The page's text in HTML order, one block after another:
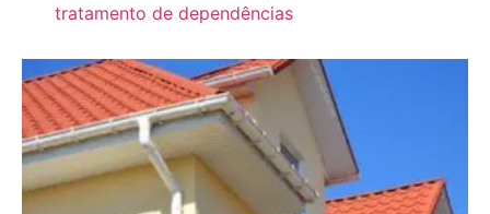
tratamento de dependências